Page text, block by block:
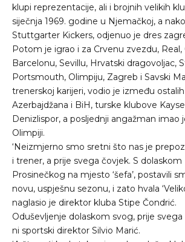
klupi reprezentacije, ali i brojnih velikih
siječnja 1969. godine u Njemačkoj, a
Stuttgarter Kickers, odjenuo je dres
Potom je igrao i za Crvenu zvezdu, Real,
Barcelonu, Sevillu, Hrvatski dragovoljac,
Portsmouth, Olimpiju, Zagreb i Savski
trenerskoj karijeri, vodio je između
Azerbajdžana i BiH, turske klubove
Denizlispor, a posljednji angažman imao
Olimpiji.
‘Neizmjerno smo sretni što nas je
i trener, a prije svega čovjek. S dolaskom
Prosinečkog na mjesto ‘šefa’, postavili
novu, uspješnu sezonu, i zato hvala
naglasio je direktor kluba Stipe Čondrić.
Oduševljenje dolaskom svog, prije svega
ni sportski direktor Silvio Marić.